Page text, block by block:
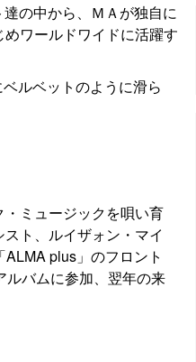
の中から、ＭＡが独自に
ワールドワイドに活躍す
ルベットのように滑ら
ミュージックを唄い育
ト、ルイザォン・マイ
plus」のフロント
ルバムに参加、翌年の来